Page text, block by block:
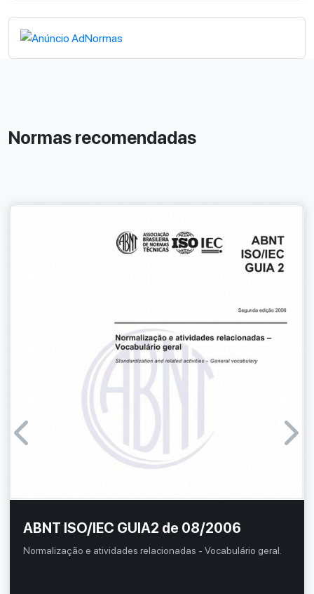
Normas recomendadas
ABNT ISO/IEC GUIA2 de 08/2006
Normalização e atividades relacionadas - Vocabulário geral.